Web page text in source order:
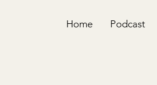
Home Podcast